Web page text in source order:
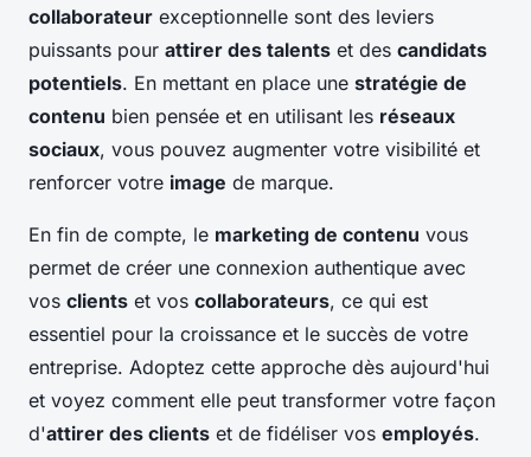
collaborateur exceptionnelle sont des leviers
puissants pour attirer des talents et des candidats
potentiels. En mettant en place une stratégie de
contenu bien pensée et en utilisant les réseaux
sociaux, vous pouvez augmenter votre visibilité et
renforcer votre image de marque.
En fin de compte, le marketing de contenu vous
permet de créer une connexion authentique avec
vos clients et vos collaborateurs, ce qui est
essentiel pour la croissance et le succès de votre
entreprise. Adoptez cette approche dès aujourd'hui
et voyez comment elle peut transformer votre façon
d'attirer des clients et de fidéliser vos employés.